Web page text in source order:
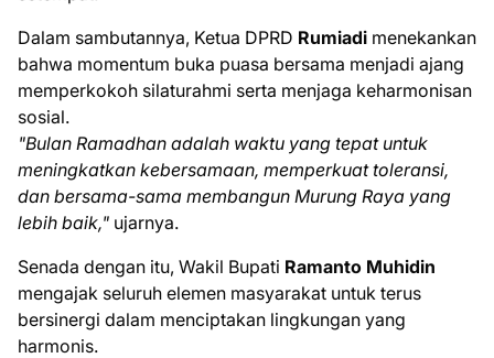
Dalam sambutannya, Ketua DPRD Rumiadi menekankan
bahwa momentum buka puasa bersama menjadi ajang
memperkokoh silaturahmi serta menjaga keharmonisan
sosial.
"Bulan Ramadhan adalah waktu yang tepat untuk
meningkatkan kebersamaan, memperkuat toleransi,
dan bersama-sama membangun Murung Raya yang
lebih baik," ujarnya.
Senada dengan itu, Wakil Bupati Ramanto Muhidin
mengajak seluruh elemen masyarakat untuk terus
bersinergi dalam menciptakan lingkungan yang
harmonis.